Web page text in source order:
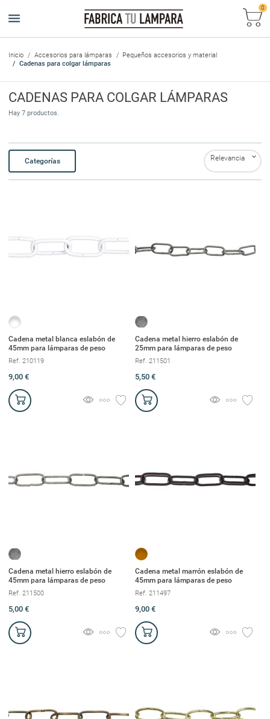
0
Inicio Accesorios para lámparas
Pequeños accesorios y material
Cadenas para colgar lámparas
CADENAS PARA COLGAR LÁMPARAS
Hay 7 productos.
Categorías Relevancia 
Cadena metal blanca eslabón de
45mm para lámparas de peso
Ref. 210119
9,00 €
Cadena metal hierro eslabón de
25mm para lámparas de peso
Ref. 211501
5,50 €
Cadena metal hierro eslabón de
45mm para lámparas de peso
Ref. 211500
5,00 €
Cadena metal marrón eslabón de
45mm para lámparas de peso
Ref. 211497
9,00 €